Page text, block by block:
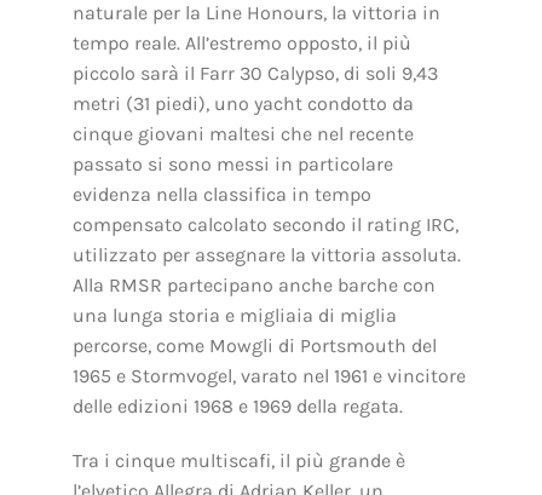
naturale per la Line Honours, la vittoria in
tempo reale. All’estremo opposto, il più
piccolo sarà il Farr 30 Calypso, di soli 9,43
metri (31 piedi), uno yacht condotto da
cinque giovani maltesi che nel recente
passato si sono messi in particolare
evidenza nella classifica in tempo
compensato calcolato secondo il rating IRC,
utilizzato per assegnare la vittoria assoluta.
Alla RMSR partecipano anche barche con
una lunga storia e migliaia di miglia
percorse, come Mowgli di Portsmouth del
1965 e Stormvogel, varato nel 1961 e vincitore
delle edizioni 1968 e 1969 della regata.
Tra i cinque multiscafi, il più grande è